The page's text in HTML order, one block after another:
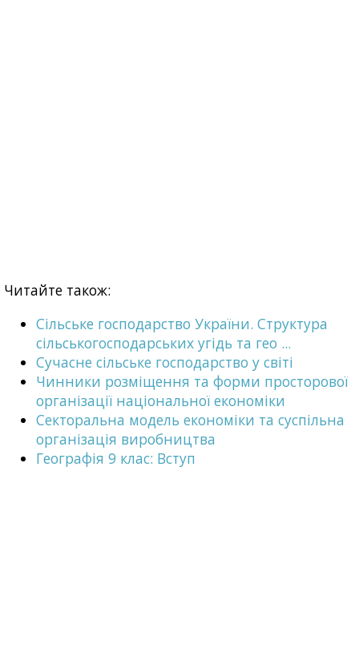
Читайте також:
Сільське господарство України. Структура
сільськогосподарських угідь та гео ...
Сучасне сільське господарство у світі
Чинники розміщення та форми просторової
організації національної економіки
Секторальна модель економіки та суспільна
організація виробництва
Географія 9 клас: Вступ